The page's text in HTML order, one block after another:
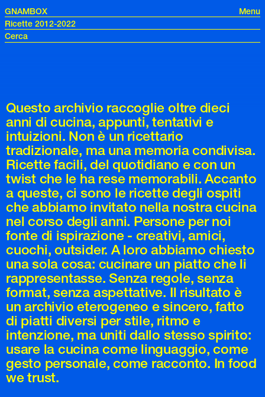
GNAMBOX
Menu
Ricette 2012-2022
Questo archivio raccoglie oltre dieci
anni di cucina, appunti, tentativi e
intuizioni. Non è un ricettario
tradizionale, ma una memoria condivisa.
Ricette facili, del quotidiano e con un
twist che le ha rese memorabili. Accanto
a queste, ci sono le ricette degli ospiti
che abbiamo invitato nella nostra cucina
nel corso degli anni. Persone per noi
fonte di ispirazione - creativi, amici,
cuochi, outsider. A loro abbiamo chiesto
una sola cosa: cucinare un piatto che li
rappresentasse. Senza regole, senza
format, senza aspettative. Il risultato è
un archivio eterogeneo e sincero, fatto
di piatti diversi per stile, ritmo e
intenzione, ma uniti dallo stesso spirito:
usare la cucina come linguaggio, come
gesto personale, come racconto. In food
we trust.